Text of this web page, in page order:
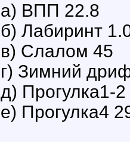
а) ВПП 22.8
б) Лабиринт
в) Слалом 45
г) Зимний
д) Прогулка1-
е) Прогулка4